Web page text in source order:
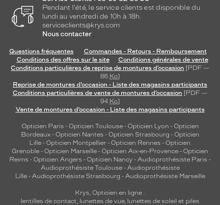
Pendant l'été, le service clients est disponible du
lundi au vendredi de 10h à 18h.
serviceclients@krys.com
Nous contacter
Questions fréquentes
Commandes - Retours - Remboursement
Conditions des offres sur le site
Conditions générales de vente
Conditions particulières de reprise de montures d’occasion [PDF —
86 Ko]
Reprise de montures d’occasion - Liste des magasins participants
Conditions particulières de vente de montures d’occasion [PDF —
94 Ko]
Vente de montures d’occasion - Liste des magasins participants
Opticien Paris - Opticien Toulouse- Opticien Lyon - Opticien
Bordeaux- Opticien Nantes - Opticien Strasbourg - Opticien
Lille - Opticien Montpellier - Opticien Rennes - Opticien
Grenoble - Opticien Marseille - Opticien Aix-en-Provence - Opticien
Reims - Opticien Angers - Opticien Nancy - Audioprothésiste Paris -
Audioprothésiste Toulouse- Audioprothésiste
Lille- Audioprothésiste Strasbourg - Audioprothésiste Marseille
Krys, Opticien en ligne :
lentilles de contact lunettes de vue, lunettes de soleil et piles